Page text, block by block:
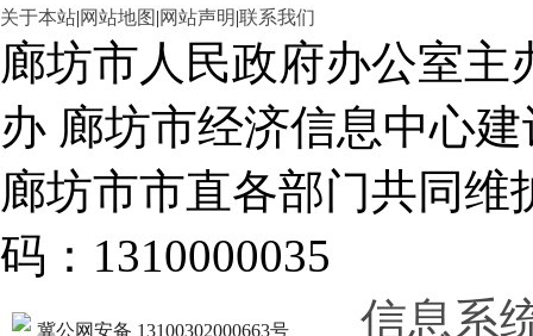
关于本站|网站地图 |网站声明|联系我们
廊坊市人民政府办公室
办 廊坊市经济信息中心建
廊坊市市直各部门共同
码：1310000035
冀公网安备 13100302000663号
信息系